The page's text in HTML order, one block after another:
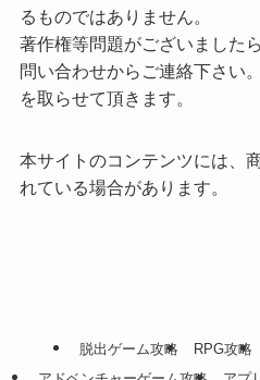
るものではありません。
著作権等問題がございました
問い合わせからご連絡下さい
を取らせて頂きます。
本サイトのコンテンツには、
れている場合があります。
脱出ゲーム攻略 RPG攻略